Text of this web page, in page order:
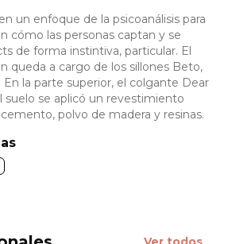
un enfoque de la psicoanálisis para
cómo las personas captan y se
de forma instintiva, particular. El
queda a cargo de los sillones Beto,
la parte superior, el colgante Dear
suelo se aplicó un revestimiento
polvo de madera y resinas.